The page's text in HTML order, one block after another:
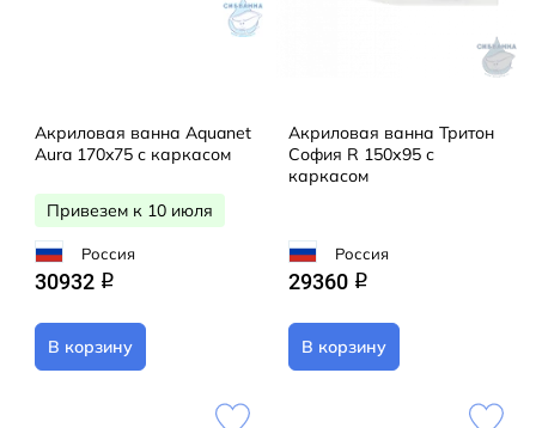
Акриловая ванна Aquanet
Aura 170x75 с каркасом
Привезем к 10 июля
Россия
30932 q
В корзину
Акриловая ванна Тритон
София R 150х95 с
каркасом
Россия
29360 q
В корзину